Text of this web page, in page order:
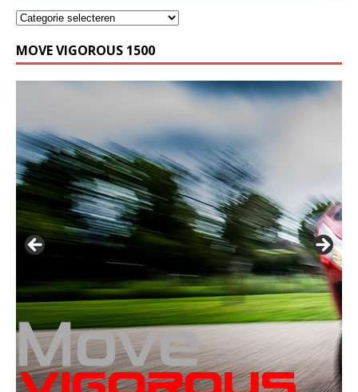
MOVE VIGOROUS 1500